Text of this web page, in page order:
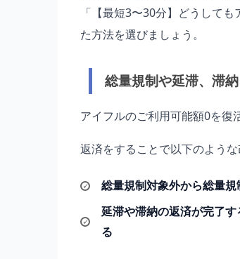
「【最短3〜30分】どうして
た方法を選びましょう。
総量規制や延滞、滞
アイフルのご利用可能額0を復
返済をすることで以下のよう
総量規制対象外から総量
延滞や滞納の返済が完了
る